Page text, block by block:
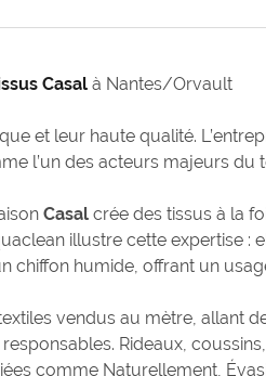
Casal à Nantes/Orvault
et leur haute qualité.
l’un des acteurs majeurs du
Casal crée des tissus à la
illustre cette expertise :
chiffon humide, offrant un
vendus au mètre, allant
Rideaux,
comme Naturellement,